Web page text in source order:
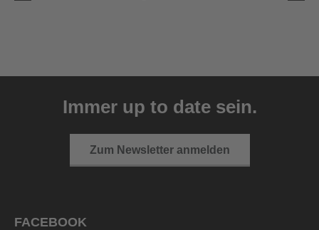
6 FarbvariantenImmer up to date sein.
Zum Newsletter anmelden
FACEBOOK